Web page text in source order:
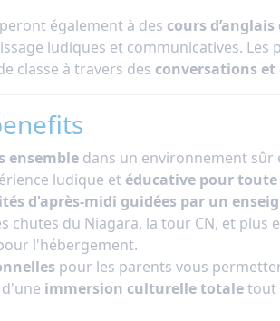
également à des cours
ludiques et communicatives.
classe à travers des conversations et
ensembledans un environnement sûr
ludique et éducative pour
d'après-midi guidées par un
chutes du Niagara, la tour CN, et plus
l'hébergement.
pour les parents vous
immersion culturelle totaletout